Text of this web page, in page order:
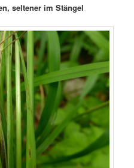
seltener im Stängel